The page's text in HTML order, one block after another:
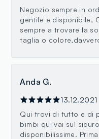
Negozio sempre in
gentile e disponibile,
sempre a trovare la
taglia o
Anda G.
13.12.2021
Qui trovi di tutto e di
bimbi qui vai sul
disponibilissime.